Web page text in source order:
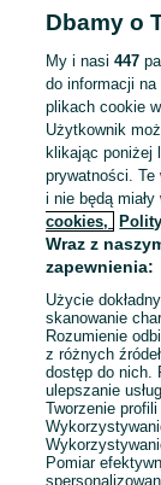
Dbamy o
My i nasi447
do informacji
plikach cookie
Użytkownik
klikając poniżej
prywatności. Te
i nie będą miały
cookies,
Wraz z
zapewnienia:
Użycie
skanowanie
Rozumienie
z różnych
dostęp do nich.
ulepszanie
Tworzenie
Pomiar